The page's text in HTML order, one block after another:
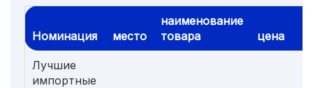
Номинация место
наименование
товара
цена
Лучшие
импортные